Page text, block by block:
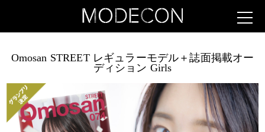
Omosan STREET レギュラーモデル＋誌面掲載オー
ディション Girls